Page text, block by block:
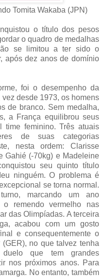
Tomita Wakaba (JPN)
o título dos pesos
o quadro de medalhas
se limitou a ter sido o
após dez anos de domínio
foi o desempenho da
desde 1973, os homens
de branco. Sem medalha,
a França equilibrou seus
time feminino. Três atuais
de suas categorias
nesta ordem: Clarisse
Gahié (-70kg) e Madeleine
seu quinto título
ninguém. O problema é
se torna normal.
marcando um ano
remendo vermelho nas
das Olimpíadas. A terceira
acabou com um gosto
e consequentemente o
no que talvez tenha
que tem grandes
nos próximos anos. Para
No entanto, também